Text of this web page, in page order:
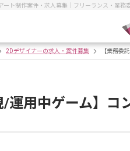
ート制作案件・求人募集｜フリーランス・業務
2Dデザイナーの求人・案件募集 【業務委
/運用中ゲーム】